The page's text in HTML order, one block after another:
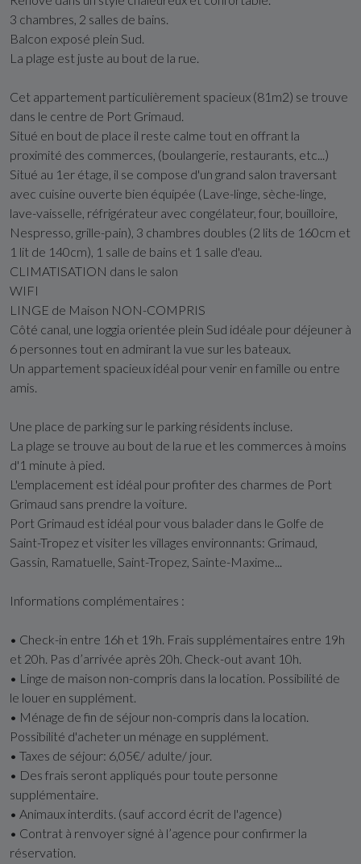
3 chambres, 2 salles de bains.
Balcon exposé plein Sud.
La plage est juste au bout de la rue.
Cet appartement particulièrement spacieux (81m2) se trouve
dans le centre de Port Grimaud.
Situé en bout de place il reste calme tout en offrant la
proximité des commerces, (boulangerie, restaurants, etc...)
Situé au 1er étage, il se compose d'un grand salon traversant
avec cuisine ouverte bien équipée (Lave-linge, sèche-linge,
lave-vaisselle, réfrigérateur avec congélateur, four, bouilloire,
Nespresso, grille-pain), 3 chambres doubles (2 lits de 160cm et
1 lit de 140cm), 1 salle de bains et 1 salle d'eau.
CLIMATISATION dans le salon
WIFI
LINGE de Maison NON-COMPRIS
Côté canal, une loggia orientée plein Sud idéale pour déjeuner à
6 personnes tout en admirant la vue sur les bateaux.
Un appartement spacieux idéal pour venir en famille ou entre
amis.
Une place de parking sur le parking résidents incluse.
La plage se trouve au bout de la rue et les commerces à moins
d'1 minute à pied.
L'emplacement est idéal pour profiter des charmes de Port
Grimaud sans prendre la voiture.
Port Grimaud est idéal pour vous balader dans le Golfe de
Saint-Tropez et visiter les villages environnants: Grimaud,
Gassin, Ramatuelle, Saint-Tropez, Sainte-Maxime...
Informations complémentaires :
• Check-in entre 16h et 19h. Frais supplémentaires entre 19h
et 20h. Pas d’arrivée après 20h. Check-out avant 10h.
• Linge de maison non-compris dans la location. Possibilité de
le louer en supplément.
• Ménage de fin de séjour non-compris dans la location.
Possibilité d'acheter un ménage en supplément.
• Taxes de séjour: 6,05€/ adulte/ jour.
• Des frais seront appliqués pour toute personne
supplémentaire.
• Animaux interdits. (sauf accord écrit de l'agence)
• Contrat à renvoyer signé à l’agence pour confirmer la
réservation.